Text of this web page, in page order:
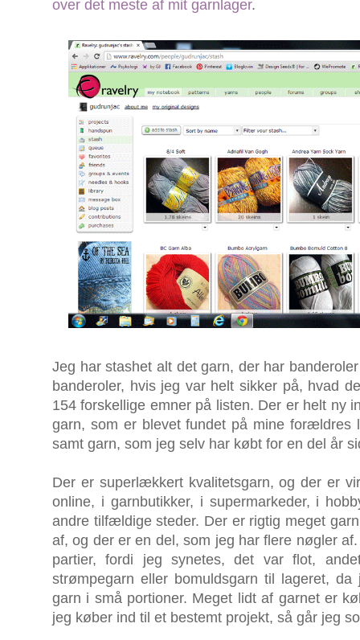
over det meste af mit garnlager.
Jeg har stashet alt det garn, der har
banderoler, hvis jeg var helt sikker på, hvad
154 forskellige emner på listen. Der er helt ny
garn, som er blevet fundet på mine
samt garn, som jeg selv har købt for en del år
Der er superlækkert kvalitetsgarn, og der er
online, i garnbutikker, i supermarkeder, i
andre tilfældige steder. Der er rigtig meget
af, og der er en del, som jeg har flere nøgler
partier, fordi jeg synetes, det var flot,
strømpegarn eller bomuldsgarn til lageret,
garn i små portioner. Meget lidt af garnet er
jeg køber ind til et bestemt projekt, så går jeg